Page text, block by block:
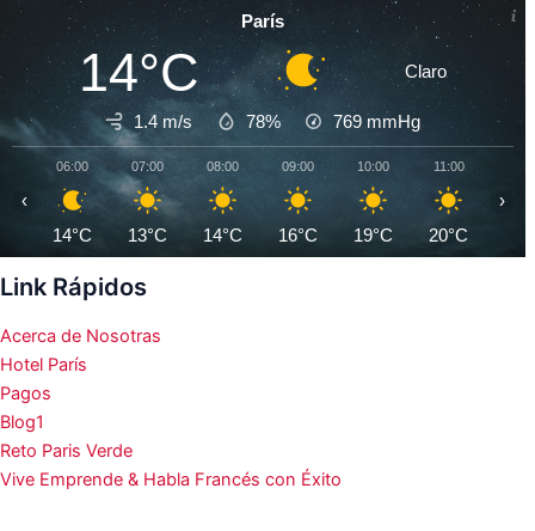
París
14°C Claro
1.4 m/s 78% 769 mmHg
06:00
14°C
07:00
13°C
08:00
14°C
09:00
16°C
10:00
19°C
11:00
20°C
‹ ›
Link Rápidos
Acerca de Nosotras
Hotel París
Pagos
Blog1
Reto Paris Verde
Vive Emprende & Habla Francés con Éxito